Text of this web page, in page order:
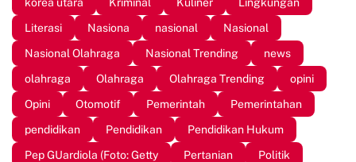
Literasi
Nasiona nasional
Nasional
Nasional Olahraga
Nasional Trending
news
olahraga
Olahraga Olahraga Trending
opini
Opini
Otomotif Pemerintah
Pemerintahan
pendidikan
Pendidikan
Pendidikan Hukum
Pep GUardiola (Foto: Getty
Pertanian
Politik